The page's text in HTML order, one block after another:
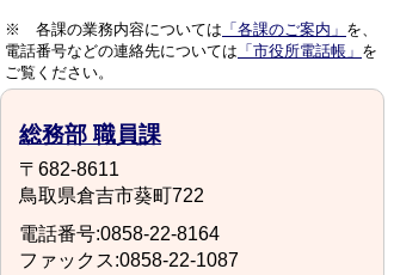
※ 各課の業務内容については 「各課のご案内」 を、
電話番号などの連絡先については 「市役所電話帳」 を
ご覧ください。
総務部 職員課
〒682-8611
鳥取県倉吉市葵町722
電話番号:0858-22-8164
ファックス:0858-22-1087